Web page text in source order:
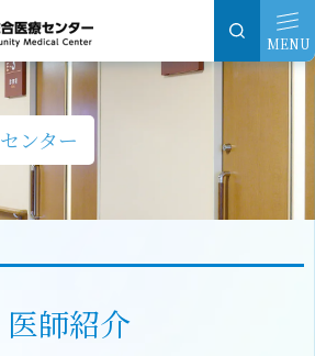
MENU
ンター
医師紹介